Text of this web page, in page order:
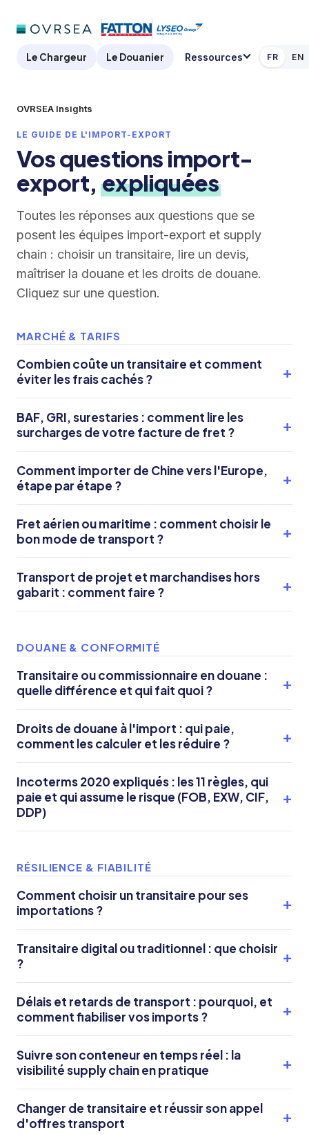
Le Chargeur Le Douanier Ressources FR EN
OVRSEA Insights
LE GUIDE DE L'IMPORT-EXPORT
Vos questions import-
export, expliquées
Toutes les réponses aux questions que se
posent les équipes import-export et supply
chain : choisir un transitaire, lire un devis,
maîtriser la douane et les droits de douane.
Cliquez sur une question.
MARCHÉ & TARIFS
Combien coûte un transitaire et comment
éviter les frais cachés ?
BAF, GRI, surestaries : comment lire les
surcharges de votre facture de fret ?
Comment importer de Chine vers l'Europe,
étape par étape ?
Fret aérien ou maritime : comment choisir le
bon mode de transport ?
Transport de projet et marchandises hors
gabarit : comment faire ?
DOUANE & CONFORMITÉ
Transitaire ou commissionnaire en douane :
quelle différence et qui fait quoi ?
Droits de douane à l'import : qui paie,
comment les calculer et les réduire ?
Incoterms 2020 expliqués : les 11 règles, qui
paie et qui assume le risque (FOB, EXW, CIF,
DDP)
RÉSILIENCE & FIABILITÉ
Comment choisir un transitaire pour ses
importations ?
Transitaire digital ou traditionnel : que choisir
?
Délais et retards de transport : pourquoi, et
comment fiabiliser vos imports ?
Suivre son conteneur en temps réel : la
visibilité supply chain en pratique
Changer de transitaire et réussir son appel
d'offres transport